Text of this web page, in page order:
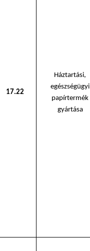
17.22
Háztartási,
egészségügyi
papírtermék
gyártása